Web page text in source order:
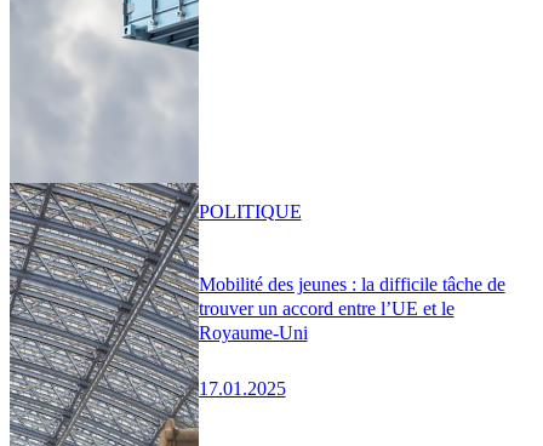
Mobilité des jeunes : la difficile tâche de
trouver un accord entre l’UE et le
Royaume-Uni
17.01.2025
POLITIQUE